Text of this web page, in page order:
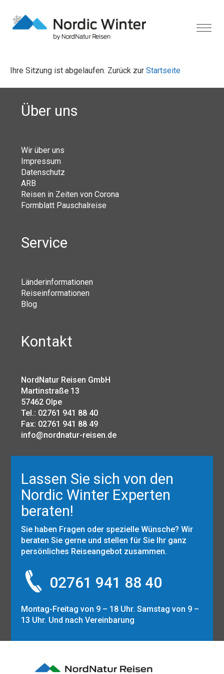
Ihre Sitzung ist abgelaufen. Zurück zur Startseite
Über uns
Wir über uns
Impressum
Datenschutz
ARB
Reisen in Zeiten von Corona
Formblatt Pauschalreise
Service
Länderinformationen
Reiseinformationen
Blog
Kontakt
NordNatur Reisen GmbH
Martinstraße 13
57462 Olpe
Tel.: 02761 941 88 40
Fax: 02761 941 88 49
info@nordnatur-reisen.de
Lassen Sie sich von den
Nordic Winter Experten
beraten!
Sie haben Fragen oder spezielle Wünsche? Wir
beraten Sie gerne und stellen für Sie Ihr ganz
persönliches Reiseangebot zusammen.
02761 941 88 40
Montag-Freitag von 9 – 18 Uhr. Samstag von 9 –
13 Uhr. Und nach Vereinbarung